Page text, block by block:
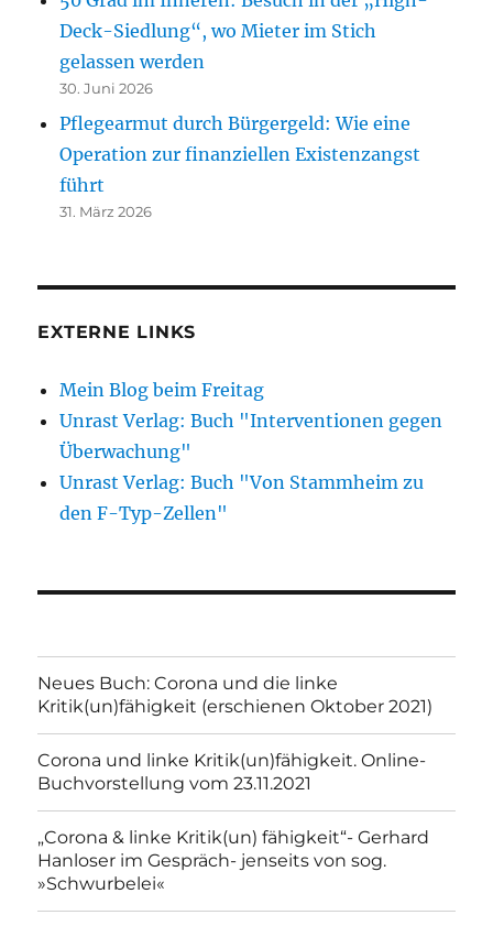
Deck-Siedlung“, wo Mieter im Stich
gelassen werden
30. Juni 2026
Pflegearmut durch Bürgergeld: Wie eine
Operation zur finanziellen Existenzangst
führt
31. März 2026
EXTERNE LINKS
Mein Blog beim Freitag
Unrast Verlag: Buch "Interventionen gegen
Überwachung"
Unrast Verlag: Buch "Von Stammheim zu
den F-Typ-Zellen"
Neues Buch: Corona und die linke
Kritik(un)fähigkeit (erschienen Oktober 2021)
Corona und linke Kritik(un)fähigkeit. Online-
Buchvorstellung vom 23.11.2021
„Corona & linke Kritik(un) fähigkeit“- Gerhard
Hanloser im Gespräch- jenseits von sog.
»Schwurbelei«